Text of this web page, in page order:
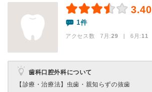
3.40
1件
アクセス数 7月:29 | 6月:11
歯科口腔外科について
【診療・治療法】 虫歯・親知らずの抜歯